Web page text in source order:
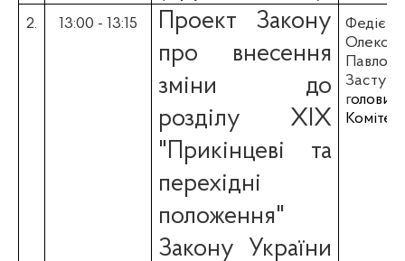
2. 13:00 - 13:15
Проект Закону
про внесення
зміни до
розділу ХІХ
"Прикінцеві та
перехідні
положення"
Закону України
голови